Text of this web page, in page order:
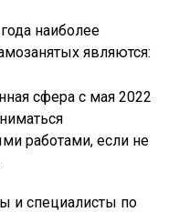
наиболее
являются:
сфера с мая 2022
работами, если не
и специалисты по